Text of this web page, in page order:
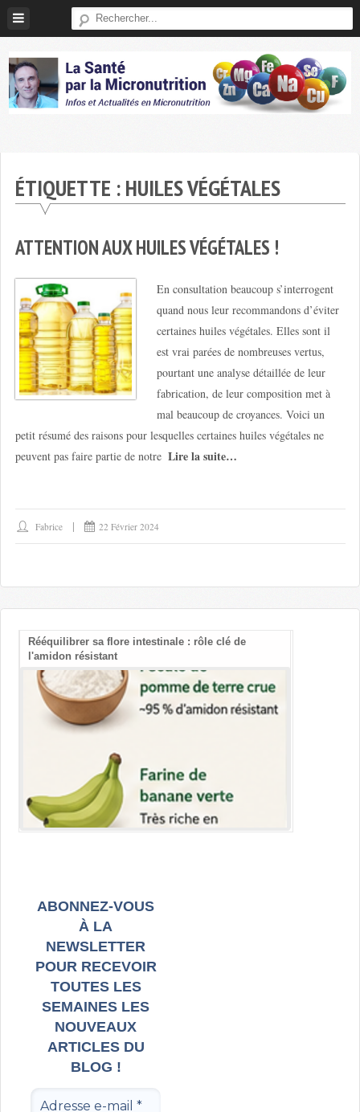
Skip
ÉTIQUETTE :HUILES VÉGÉTALES
ATTENTION AUX HUILES VÉGÉTALES !
En consultation beaucoup s’interrogent
quand nous leur recommandons d’éviter
certaines huiles végétales. Elles sont il
est vrai parées de nombreuses vertus,
pourtant une analyse détaillée de leur
fabrication, de leur composition met à
mal beaucoup de croyances. Voici un
petit résumé des raisons pour lesquelles certaines huiles végétales ne
peuvent pas faire partie de notre Lire la suite…
Fabrice 22 Février 2024
Rééquilibrer sa flore intestinale : rôle clé de
l'amidon résistant
ABONNEZ-VOUS
À LA
NEWSLETTER
POUR RECEVOIR
TOUTES LES
SEMAINES LES
NOUVEAUX
ARTICLES DU
BLOG !